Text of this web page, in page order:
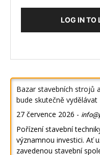
LOG IN TO
Bazar stavebních strojů
bude skutečně vydělávat
27 července 2026 -
Pořízení stavební
významnou investici. Ať
zavedenou stavební